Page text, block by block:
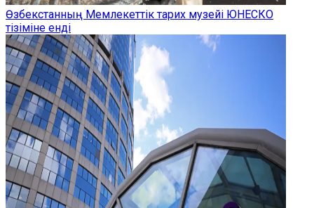
Өзбекстанның Мемлекеттік тарих музейі ЮНЕСКО
тізіміне енді